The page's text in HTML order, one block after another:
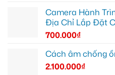
Camera Hành
Địa Chỉ Lắp Đặt
700.000₫
Cách âm chống
2.100.000₫